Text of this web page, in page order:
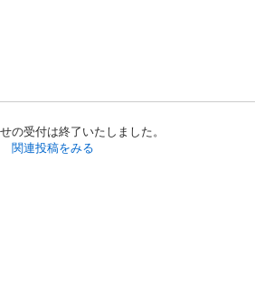
の受付は終了いたしました。
関連投稿をみる